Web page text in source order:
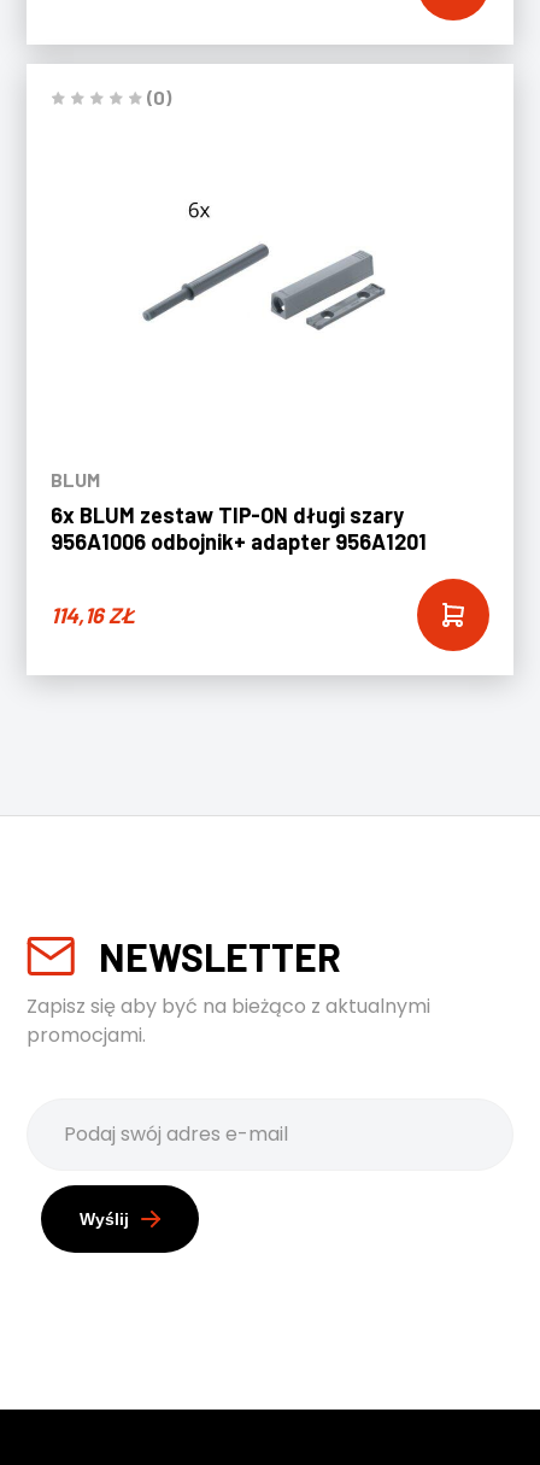
(0)
BLUM
6x BLUM zestaw TIP-ON długi szary
956A1006 odbojnik+ adapter 956A1201
114,16ZŁ
NEWSLETTER
Zapisz się aby być na bieżąco z aktualnymi
promocjami.
Wyślij